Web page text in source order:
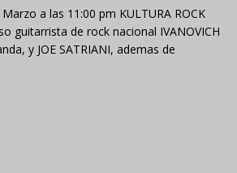
a las 11:00 pm KULTURA ROCK
guitarrista de rock nacional IVANOVICH
y JOE SATRIANI, ademas de